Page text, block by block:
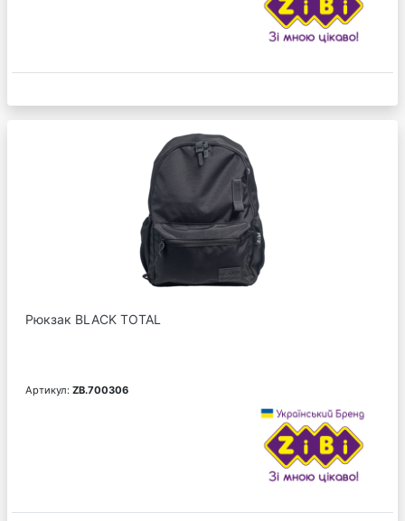
Рюкзак BLACK TOTAL
Артикул: ZB.700306